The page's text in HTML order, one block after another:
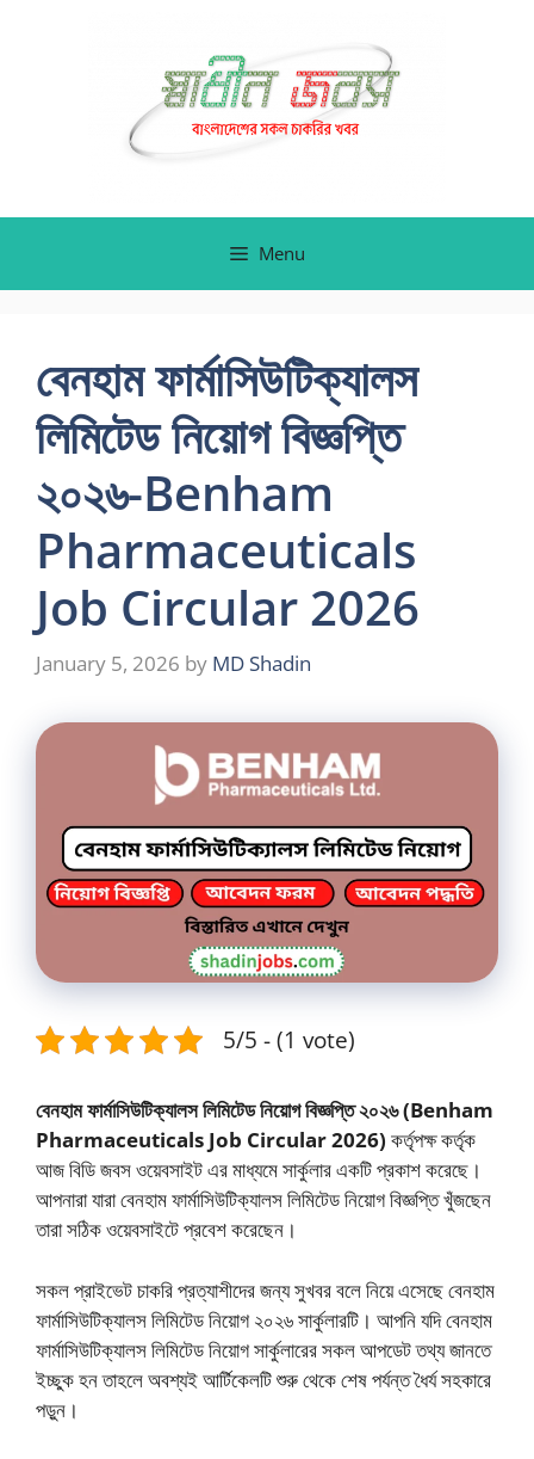
Menu
বেনহাম ফার্মাসিউটিক্যালস
লিমিটেড নিয়োগ বিজ্ঞপ্তি
২০২৬-Benham
Pharmaceuticals
Job Circular 2026
January 5, 2026 by MD Shadin
5/5 - (1 vote)
বেনহাম ফার্মাসিউটিক্যালস লিমিটেড নিয়োগ বিজ্ঞপ্তি ২০২৬ (Benham
Pharmaceuticals Job Circular 2026) কর্তৃপক্ষ কর্তৃক
আজ বিডি জবস ওয়েবসাইট এর মাধ্যমে সার্কুলার একটি প্রকাশ করেছে।
আপনারা যারা বেনহাম ফার্মাসিউটিক্যালস লিমিটেড নিয়োগ বিজ্ঞপ্তি খুঁজছেন
তারা সঠিক ওয়েবসাইটে প্রবেশ করেছেন।
সকল প্রাইভেট চাকরি প্রত্যাশীদের জন্য সুখবর বলে নিয়ে এসেছে বেনহাম
ফার্মাসিউটিক্যালস লিমিটেড নিয়োগ ২০২৬ সার্কুলারটি। আপনি যদি বেনহাম
ফার্মাসিউটিক্যালস লিমিটেড নিয়োগ সার্কুলারের সকল আপডেট তথ্য জানতে
ইচ্ছুক হন তাহলে অবশ্যই আর্টিকেলটি শুরু থেকে শেষ পর্যন্ত ধৈর্য সহকারে
পড়ুন।